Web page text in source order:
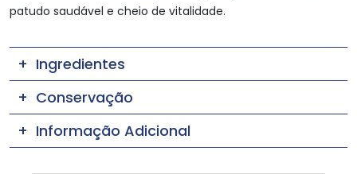
patudo saudável e cheio de vitalidade.
Ingredientes
Conservação
Informação Adicional